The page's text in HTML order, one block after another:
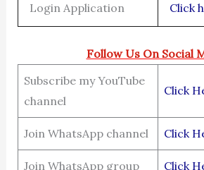
Login Application Click
Follow Us On Social
Subscribe my YouTube
channel
Click
Join WhatsApp channel Click
Join WhatsApp group Click